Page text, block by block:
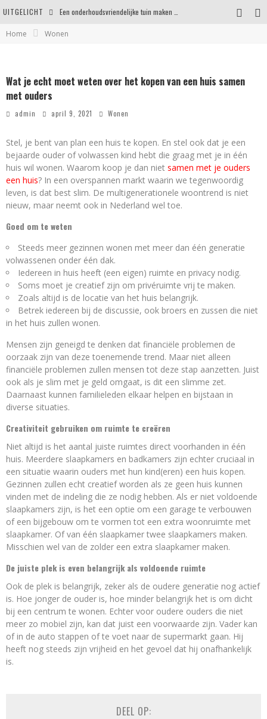
UITGELICHT
Home Wonen
Wat je echt moet weten over het kopen van een huis samen
met ouders
admin april 9, 2021 Wonen
Stel, je bent van plan een huis te kopen. En stel ook dat je een
bejaarde ouder of volwassen kind hebt die graag met je in één
huis wil wonen. Waarom koop je dan niet samen met je ouders
een huis? In een overspannen markt waarin we tegenwoordig
leven, is dat best slim. De multigenerationele woontrend is niet
nieuw, maar neemt ook in Nederland wel toe.
Goed om te weten
Steeds meer gezinnen wonen met meer dan één generatie
volwassenen onder één dak.
Iedereen in huis heeft (een eigen) ruimte en privacy nodig.
Soms moet je creatief zijn om privéruimte vrij te maken.
Zoals altijd is de locatie van het huis belangrijk.
Betrek iedereen bij de discussie, ook broers en zussen die niet
in het huis zullen wonen.
Mensen zijn geneigd te denken dat financiële problemen de
oorzaak zijn van deze toenemende trend. Maar niet alleen
financiële problemen zullen mensen tot deze stap aanzetten. Juist
ook als je slim met je geld omgaat, is dit een slimme zet.
Daarnaast kunnen familieleden elkaar helpen en bijstaan in
diverse situaties.
Creativiteit gebruiken om ruimte te creëren
Niet altijd is het aantal juiste ruimtes direct voorhanden in één
huis. Meerdere slaapkamers en badkamers zijn echter cruciaal in
een situatie waarin ouders met hun kind(eren) een huis kopen.
Gezinnen zullen echt creatief worden als ze geen huis kunnen
vinden met de indeling die ze nodig hebben. Als er niet voldoende
slaapkamers zijn, is het een optie om een garage te verbouwen
of een bijgebouw om te vormen tot een extra woonruimte met
slaapkamer. Of van één slaapkamer twee slaapkamers maken.
Misschien wel van de zolder een extra slaapkamer maken.
De juiste plek is even belangrijk als voldoende ruimte
Ook de plek is belangrijk, zeker als de oudere generatie nog actief
is. Hoe jonger de ouder is, hoe minder belangrijk het is om dicht
bij een centrum te wonen. Echter voor oudere ouders die niet
meer zo mobiel zijn, kan dat juist een voorwaarde zijn. Vader kan
of in de auto stappen of te voet naar de supermarkt gaan. Hij
heeft nog steeds zijn vrijheid en het gevoel dat hij onafhankelijk
is.
DEEL OP: